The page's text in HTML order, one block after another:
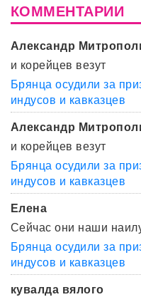
КОММЕНТАРИИ
Александр
и корейцев везут
Брянца осудили за
индусов и кавказцев
Александр
и корейцев везут
Брянца осудили за
индусов и кавказцев
Елена
Сейчас они наши
Брянца осудили за
индусов и кавказцев
кувалда вялого